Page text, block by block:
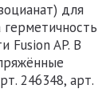
для
герметичность
Fusion AP. В
246348, арт.